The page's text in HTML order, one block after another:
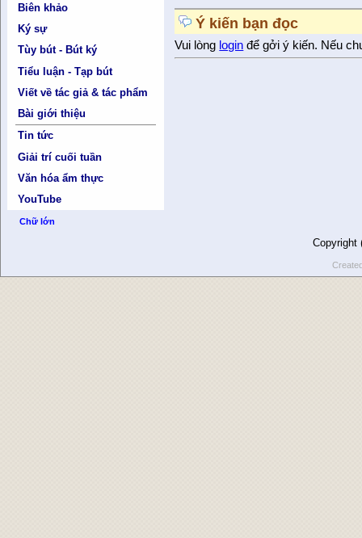
Biên khảo
Ký sự
Tùy bút - Bút ký
Tiểu luận - Tạp bút
Viết về tác giả & tác phẩm
Bài giới thiệu
Tin tức
Giải trí cuối tuần
Văn hóa ẩm thực
YouTube
Chữ lớn
Ý kiến bạn đọc
Vui lòng login để gởi ý kiến. Nếu
Copyright